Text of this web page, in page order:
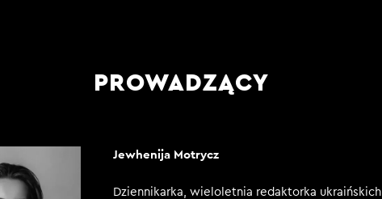
PROWADZĄCY
Jewhenija Motrycz
Dziennikarka, wieloletnia redaktorka ukraińskich